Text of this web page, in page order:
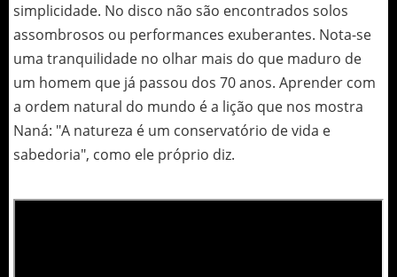
simplicidade. No disco não são encontrados solos
assombrosos ou performances exuberantes. Nota-se
uma tranquilidade no olhar mais do que maduro de
um homem que já passou dos 70 anos. Aprender com
a ordem natural do mundo é a lição que nos mostra
Naná: "A natureza é um conservatório de vida e
sabedoria", como ele próprio diz.